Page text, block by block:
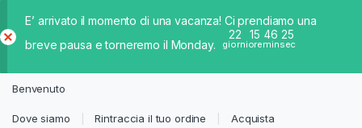
E’ arrivato il momento di una vacanza! Ci prendiamo una
breve pausa e torneremo il Monday.
22
giorni
15
ore
46
min
25
sec
iud
Benvenuto
Dove siamo Rintraccia il tuo ordine Acquista